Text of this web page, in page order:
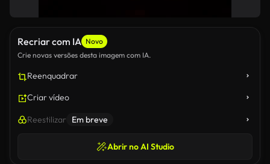
Recriar com IA Novo
Crie novas versões desta imagem com IA.
Reenquadrar
Criar vídeo
Reestilizar Em breve
Abrir no AI Studio